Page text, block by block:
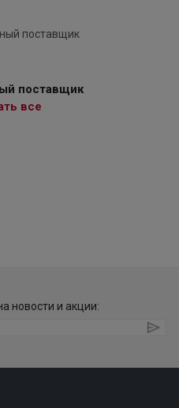
поставщик
все
новости и акции: